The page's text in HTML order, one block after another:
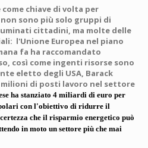
chiave di volta per
sono più solo gruppi di
cittadini, ma molte delle
l'Unione Europea nel piano
fa ha raccomandato
così come ingenti risorse sono
eletto degli USA, Barack
milioni di posti lavoro nel settore
ha stanziato 4 miliardi di euro per
con l'obiettivo di ridurre il
che il risparmio energetico può
in moto un settore più che mai